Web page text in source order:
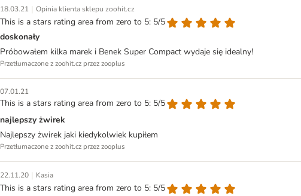
18.03.21 | Opinia klienta sklepu zoohit.cz
This is a stars rating area from zero to 5: 5/5
doskonały
Próbowałem kilka marek i Benek Super Compact wydaje się idealny!
Przetłumaczone z zoohit.cz przez zooplus
07.01.21
This is a stars rating area from zero to 5: 5/5
najlepszy żwirek
Najlepszy żwirek jaki kiedykolwiek kupiłem
Przetłumaczone z zoohit.cz przez zooplus
22.11.20 | Kasia
This is a stars rating area from zero to 5: 5/5